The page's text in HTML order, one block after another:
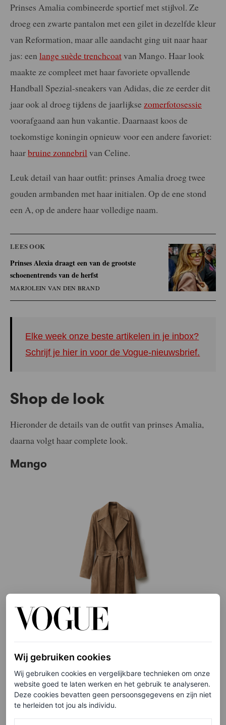
Prinses Amalia combineerde sportief met stijlvol. Ze
droeg een zwarte pantalon met een gilet in dezelfde kleur
van Reformation, maar alle aandacht ging uit naar haar
jas: een lange suède trenchcoatvan Mango. Haar look
maakte ze compleet met haar favoriete opvallende
Handball Spezial-sneakers van Adidas, die ze eerder dit
jaar ook al droeg tijdens de jaarlijkse zomerfotosessie
voorafgaand aan hun vakantie. Daarnaast koos de
toekomstige koningin opnieuw voor een andere favoriet:
haarbruine zonnebril van Celine.
Leuk detail van haar outfit: prinses Amalia droeg twee
gouden armbanden met haar initialen. Op de ene stond
een A, op de andere haar volledige naam.
LEES OOK
Prinses Alexia draagt een van de grootste
schoenentrends van de herfst
MARJOLEIN VAN DEN BRAND
Elke week onze beste artikelen in je inbox?
Schrijf je hier in voor de Vogue-nieuwsbrief.
Shop de look
Hieronder de details van de outfit van prinses Amalia,
daarna volgt haar complete look.
Mango
Suède trenchcoat met ceintuur, € 549,99
HIER TE KOOP
Wij gebruiken cookies
Wij gebruiken cookies en vergelijkbare technieken om onze
website goed te laten werken en het gebruik te analyseren.
Deze cookies bevatten geen persoonsgegevens en zijn niet
te herleiden tot jou als individu.